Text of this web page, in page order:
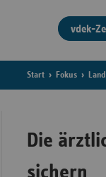
vdek-
Start Fokus
Die
sichern